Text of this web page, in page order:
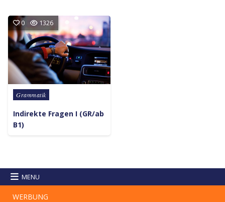
0 1326
Posted in
Grammatik
Indirekte Fragen I (GR/ab
B1)
MENU
WERBUNG